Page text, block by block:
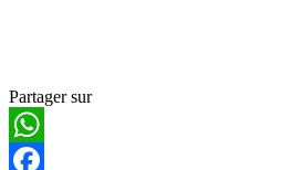
Partager sur
WhatsApp